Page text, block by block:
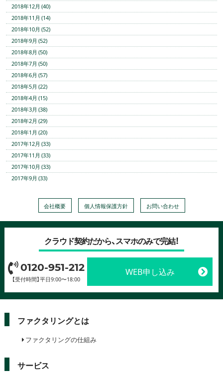
2018年12月 (40)
2018年11月 (14)
2018年10月 (52)
2018年9月 (52)
2018年8月 (50)
2018年7月 (50)
2018年6月 (57)
2018年5月 (22)
2018年4月 (15)
2018年3月 (38)
2018年2月 (29)
2018年1月 (20)
2017年12月 (33)
2017年11月 (33)
2017年10月 (33)
2017年9月 (33)
会社概要 個人情報保護方針 お問い合わせ
クラウド契約だから、スマホのみで完結！
0120-951-212
【受付時間】平日9:00〜18:00
WEB申し込み
ファクタリングとは
ファクタリングの仕組み
サービス